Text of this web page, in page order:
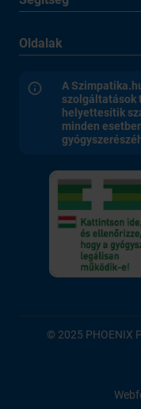
Oldalak
A
szolgáltatások
helyettesítik
minden
© 2025 PHOENIX